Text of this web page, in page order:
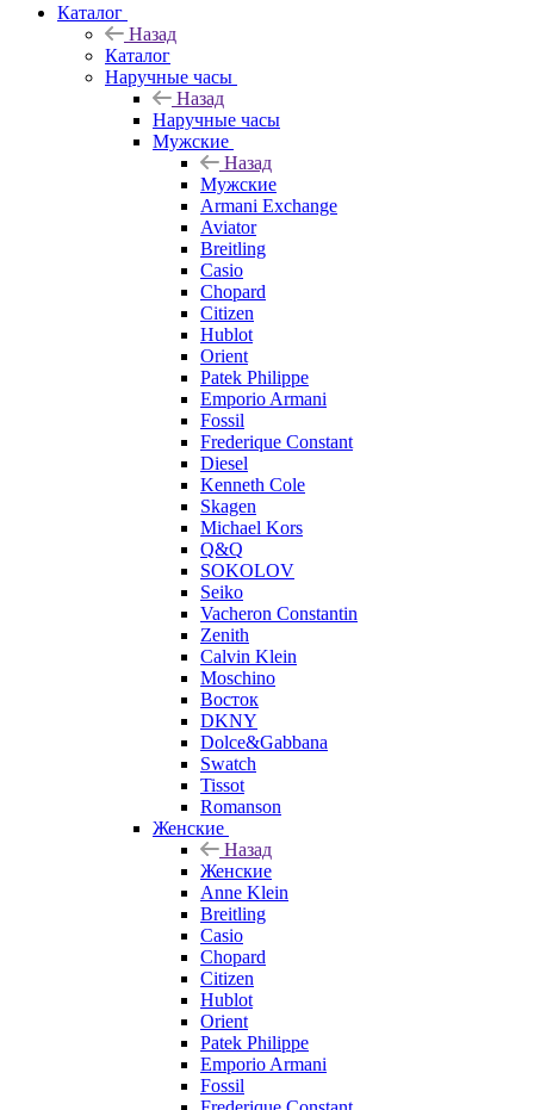
Каталог
Назад
Каталог
Наручные часы
Назад
Наручные часы
Мужские
Назад
Мужские
Armani Exchange
Aviator
Breitling
Casio
Chopard
Citizen
Hublot
Orient
Patek Philippe
Emporio Armani
Fossil
Frederique Constant
Diesel
Kenneth Cole
Skagen
Michael Kors
Q&Q
SOKOLOV
Seiko
Vacheron Constantin
Zenith
Calvin Klein
Moschino
Восток
DKNY
Dolce&Gabbana
Swatch
Tissot
Romanson
Женские
Назад
Женские
Anne Klein
Breitling
Casio
Chopard
Citizen
Hublot
Orient
Patek Philippe
Emporio Armani
Fossil